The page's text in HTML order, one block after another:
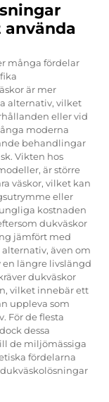
många fördelar
är mer
alternativ, vilket
eller vid
moderna
behandlingar
Vikten hos
är större
väskor, vilket kan
eller
kostnaden
dukväskor
jämfört med
även om
en längre livslängd
dukväskor
vilket innebär ett
uppleva som
För de flesta
dessa
de miljömässiga
fördelarna